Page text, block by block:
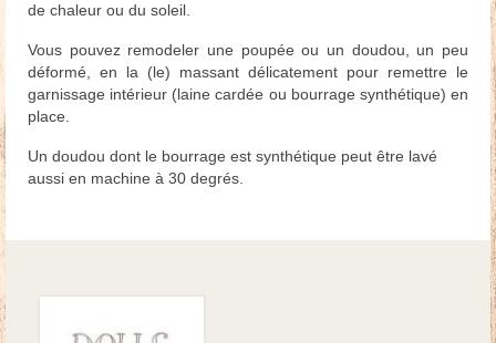
de chaleur ou du soleil.
Vous pouvez remodeler une poupée ou un doudou, un peu
déformé, en la (le) massant délicatement pour remettre le
garnissage intérieur (laine cardée ou bourrage synthétique) en
place.
Un doudou dont le bourrage est synthétique peut être lavé
aussi en machine à 30 degrés.